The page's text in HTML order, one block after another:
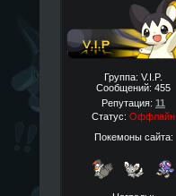
Группа: V.I.P.
Сообщений: 455
Репутация: 11
Статус: Оффлайн
Покемоны сайта: